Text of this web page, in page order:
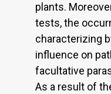
plants.
tests, the
characterizing
influence on
facultative
As a result of